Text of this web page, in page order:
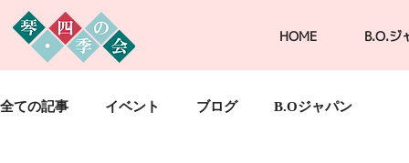
HOME B.O.ジ
全ての記事 イベント ブログ B.Oジャパン